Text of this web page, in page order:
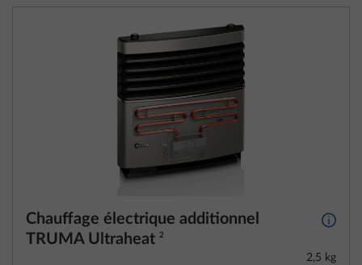
Chauffage électrique additionnel
TRUMA Ultraheat 2
Plus
2,5 kg